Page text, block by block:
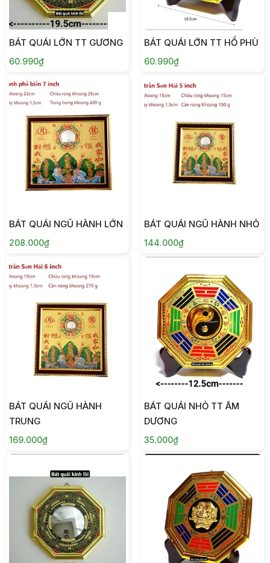
BÁT QUÁI LỚN TT GƯƠNG
60.990₫
BÁT QUÁI LỚN TT HỔ PHÙ
60.990₫
BÁT QUÁI NGŨ HÀNH LỚN
208.000₫
BÁT QUÁI NGŨ HÀNH NHỎ
144.000₫
BÁT QUÁI NGŨ HÀNH
TRUNG
169.000₫
BÁT QUÁI NHỎ TT ÂM
DƯƠNG
35.000₫